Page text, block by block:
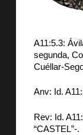
A11:5.3:
segunda,
Cuéllar-
Anv: Id.
Rev: Id.
“CASTEL”-.